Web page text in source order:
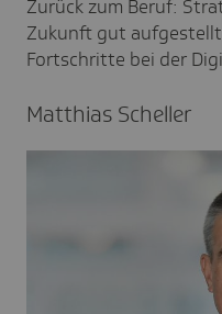
Zurück zum Beruf:
Zukunft gut
Fortschritte bei der
Matthias Scheller